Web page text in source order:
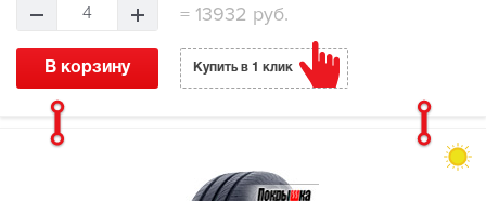
4 =13932 руб.
В корзину Купить в 1 клик